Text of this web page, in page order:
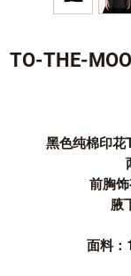
TO-THE-
黑色纯棉印花
前胸
腋
面料：